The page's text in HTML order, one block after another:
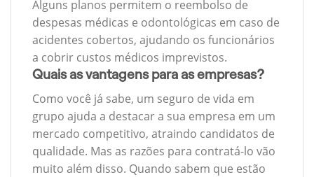
Alguns planos permitem o reembolso de
despesas médicas e odontológicas em caso de
acidentes cobertos, ajudando os funcionários
a cobrir custos médicos imprevistos.
Quais as vantagens para as empresas?
Como você já sabe, um seguro de vida em
grupo ajuda a destacar a sua empresa em um
mercado competitivo, atraindo candidatos de
qualidade. Mas as razões para contratá-lo vão
muito além disso. Quando sabem que estão